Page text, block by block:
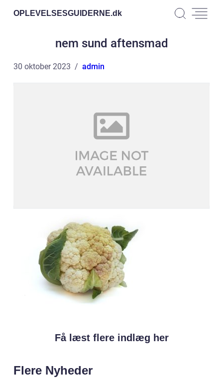
OPLEVELSESGUIDERNE.dk
nem sund aftensmad
30 oktober 2023 admin
Få læst flere indlæg her
Flere Nyheder